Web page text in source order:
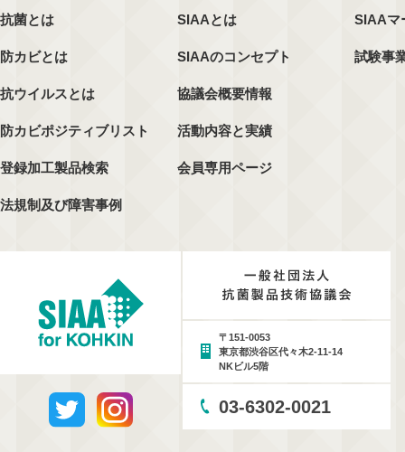
抗菌とは
防カビとは
抗ウイルスとは
防カビポジティブリスト
登録加工製品検索
法規制及び障害事例
SIAAとは
SIAAのコンセプト
協議会概要情報
活動内容と実績
会員専用ページ
SIAAマ
試験事
〒151-0053
東京都渋谷区代々木2-11-14
NKビル5階
03-6302-0021